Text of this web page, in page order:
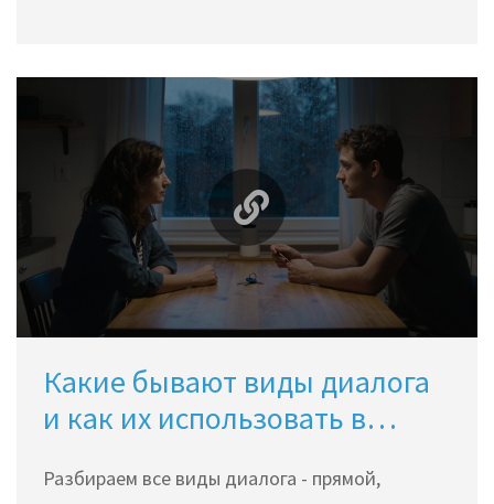
Какие бывают виды диалога
и как их использовать в
Разбираем все виды диалога - прямой,